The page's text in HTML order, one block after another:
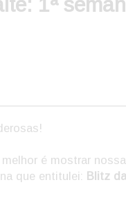
é mostrar
que entitulei: Blitz